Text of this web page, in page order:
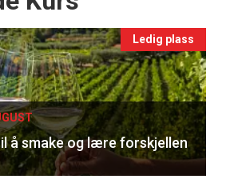
Ledig plass
å smake og lære forskjellen